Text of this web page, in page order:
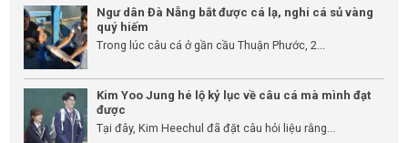
Ngư dân Đà Nẵng bắt được cá lạ, nghi cá sủ vàng
quý hiếm
Trong lúc câu cá ở gần cầu Thuận Phước, 2...
Kim Yoo Jung hé lộ kỷ lục về câu cá mà mình đạt
được
Tại đây, Kim Heechul đã đặt câu hỏi liệu rằng...